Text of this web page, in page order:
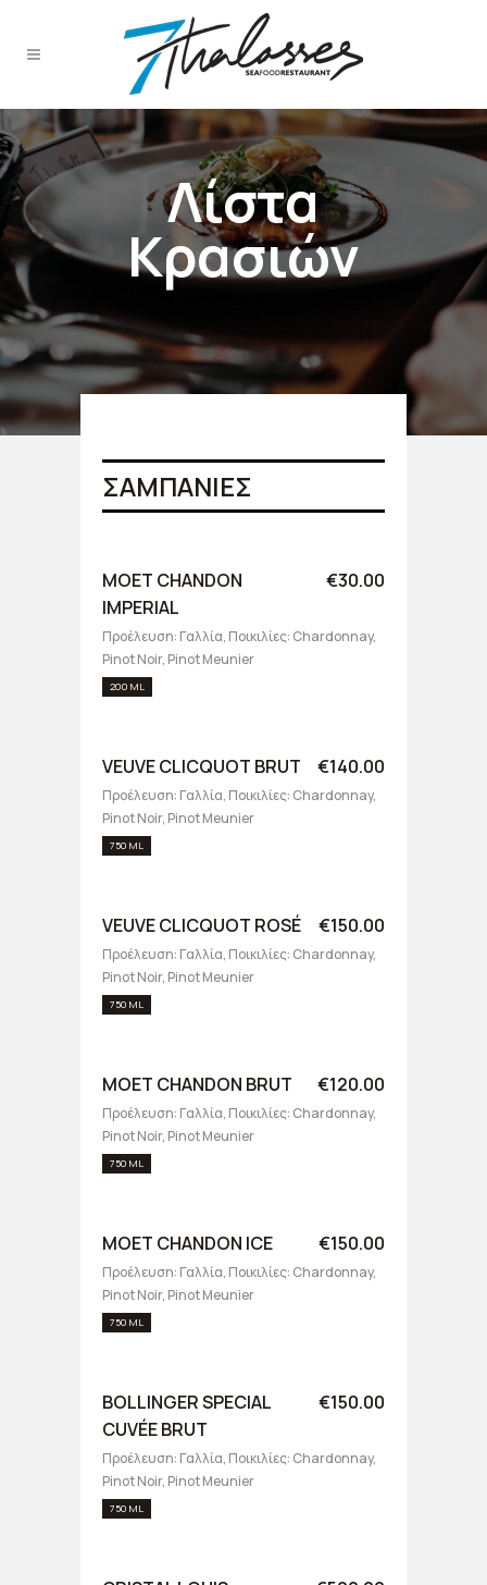
Λίστα
Κρασιών
ΣΑΜΠΑΝΙΕΣ
MOET CHANDON
IMPERIAL
€30.00
Προέλευση: Γαλλία, Ποικιλίες: Chardonnay,
Pinot Noir, Pinot Meunier
200 ML
VEUVE CLICQUOT BRUT €140.00
Προέλευση: Γαλλία, Ποικιλίες: Chardonnay,
Pinot Noir, Pinot Meunier
750 ML
VEUVE CLICQUOT ROSÉ €150.00
Προέλευση: Γαλλία, Ποικιλίες: Chardonnay,
Pinot Noir, Pinot Meunier
750 ML
MOET CHANDON BRUT €120.00
Προέλευση: Γαλλία, Ποικιλίες: Chardonnay,
Pinot Noir, Pinot Meunier
750 ML
MOET CHANDON ICE €150.00
Προέλευση: Γαλλία, Ποικιλίες: Chardonnay,
Pinot Noir, Pinot Meunier
750 ML
BOLLINGER SPECIAL
CUVÉE BRUT
€150.00
Προέλευση: Γαλλία, Ποικιλίες: Chardonnay,
Pinot Noir, Pinot Meunier
750 ML